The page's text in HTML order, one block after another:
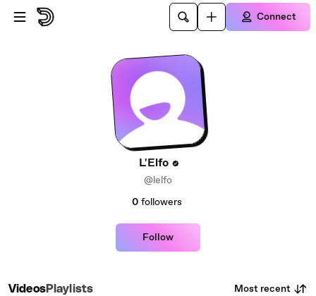
Skip to main content
Connect
L'Elfo
@lelfo
0 followers
Follow
VideosPlaylists Most recent